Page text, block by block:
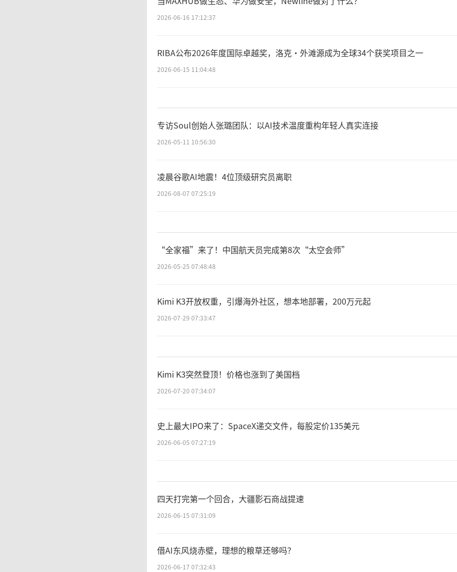
2026-06-16 17:12:37
RIBA公布2026年度国际卓越奖，洛克·外滩源成为全球34个获奖项目之一
2026-06-15 11:04:48
专访Soul创始人张璐团队：以AI技术温度重构年轻人真实连接
2026-05-11 10:56:30
凌晨谷歌AI地震！4位顶级研究员离职
2026-08-07 07:25:19
“全家福”来了！中国航天员完成第8次“太空会师”
2026-05-25 07:48:48
Kimi K3开放权重，引爆海外社区，想本地部署，200万元起
2026-07-29 07:33:47
Kimi K3突然登顶！价格也涨到了美国档
2026-07-20 07:34:07
史上最大IPO来了：SpaceX递交文件，每股定价135美元
2026-06-05 07:27:19
四天打完第一个回合，大疆影石商战提速
2026-06-15 07:31:09
借AI东风烧赤壁，理想的粮草还够吗？
2026-06-17 07:32:43